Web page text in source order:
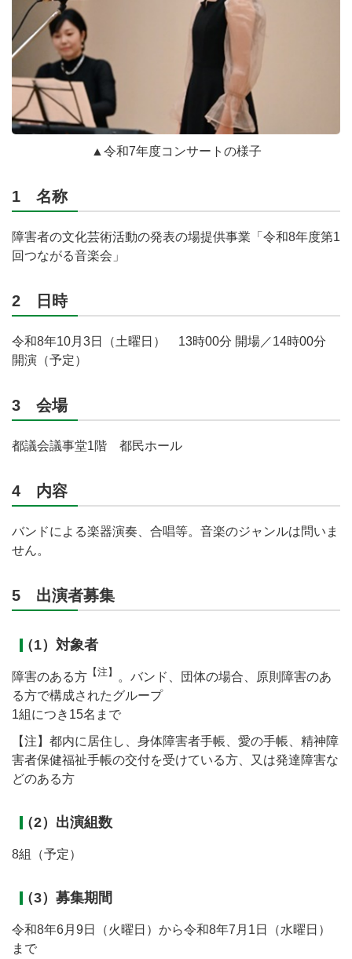
▲令和7年度コンサートの様子
1 名称
障害者の文化芸術活動の発表の場提供事業「令和8年度第1
回つながる音楽会」
2 日時
令和8年10月3日（土曜日） 13時00分 開場／14時00分
開演（予定）
3 会場
都議会議事堂1階 都民ホール
4 内容
バンドによる楽器演奏、合唱等。音楽のジャンルは問いま
せん。
5 出演者募集
（1）対象者
障害のある方 【注】
。バンド、団体の場合、原則障害のあ
る方で構成されたグループ
1組につき15名まで
【注】都内に居住し、身体障害者手帳、愛の手帳、精神障
害者保健福祉手帳の交付を受けている方、又は発達障害な
どのある方
（2）出演組数
8組（予定）
（3）募集期間
令和8年6月9日（火曜日）から令和8年7月1日（水曜日）
まで